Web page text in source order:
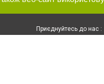
Приєднуйтесь до нас :